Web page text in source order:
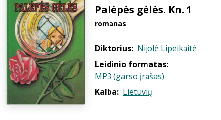
Palėpės gėlės. Kn. 1
romanas
Diktorius: Nijolė Lipeikaitė
Leidinio formatas:
MP3 (garso įrašas)
Kalba: Lietuvių